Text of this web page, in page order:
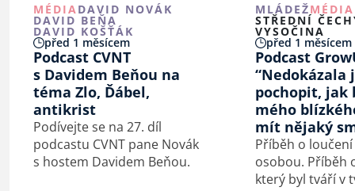
MÉDIA DAVID NOVÁK
DAVID BEŇA
DAVID KOŠŤÁK
před 1 měsícem
Podcast CVNT
s Davidem Beňou na
téma Zlo, Ďábel,
antikrist
Podívejte se na 27. díl
podcastu CVNT pane Novák
s hostem Davidem Beňou.
MLÁDEŽMÉDIA
STŘEDNÍ
VYSOČINA
před 1 měsícem
Podcast
“Nedokázala
pochopit, jak
mého
mít nějaký
Příběh o
osobou. Příběh
který byl tváří v